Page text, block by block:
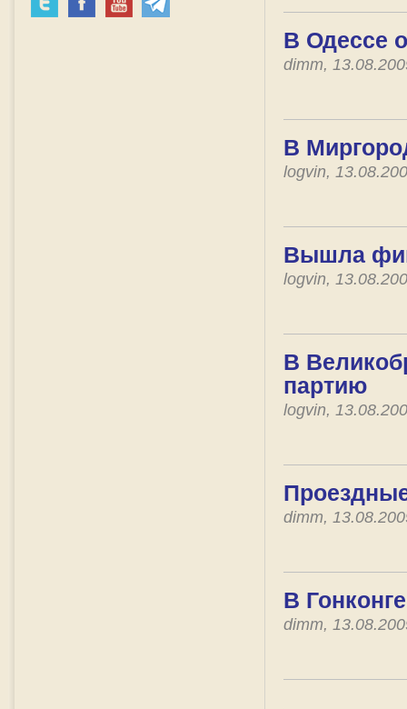
В Одессе
dimm,
В
logvin,
Вышла
logvin,
В
партию
logvin,
dimm,
В
dimm,